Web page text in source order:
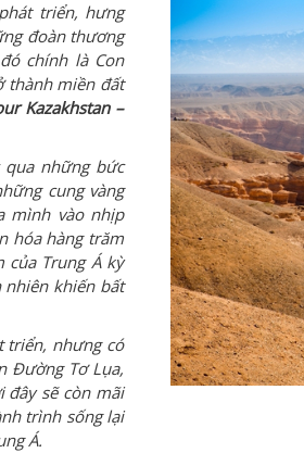
triển, hưng
đoàn thương
chính là Con
thành miền đất
Kazakhstan –
những bức
cung vàng
mình vào nhịp
hóa hàng trăm
của Trung Á kỳ
khiến bất
triển, nhưng có
Đường Tơ Lụa,
đây sẽ còn mãi
trình sống lại
Á.